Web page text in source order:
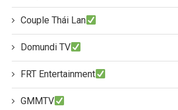
Couple Thái Lan
Domundi TV
FRT Entertainment
GMMTV